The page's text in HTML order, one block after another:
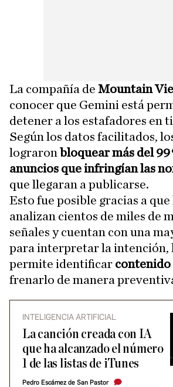
La compañía de Mountain
conocer que Gemini está
detener a los estafadores en
Según los datos facilitados,
lograron bloquear más del 99
anuncios que infringían las
que llegaran a publicarse.
Esto fue posible gracias a
analizan cientos de miles de
señales y cuentan con una
para interpretar la intención,
permite identificar
frenarlo de manera
INTELIGENCIA ARTIFICIAL
La canción creada con IA
que ha alcanzado el número
1 de las listas de iTunes
Pedro Escámez de San Pastor